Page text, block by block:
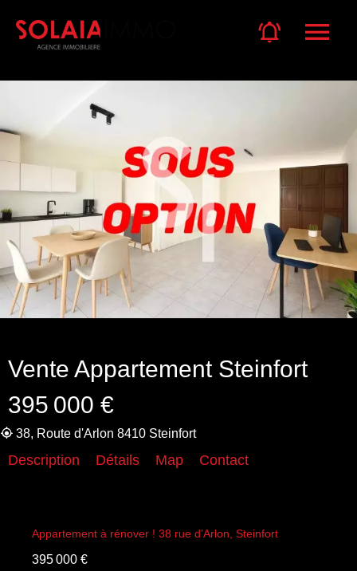
Vente Appartement Steinfort
395 000 €
38, Route d'Arlon 8410 Steinfort
Description Détails Map Contact
Appartement à rénover ! 38 rue d’Arlon, Steinfort
395 000 €